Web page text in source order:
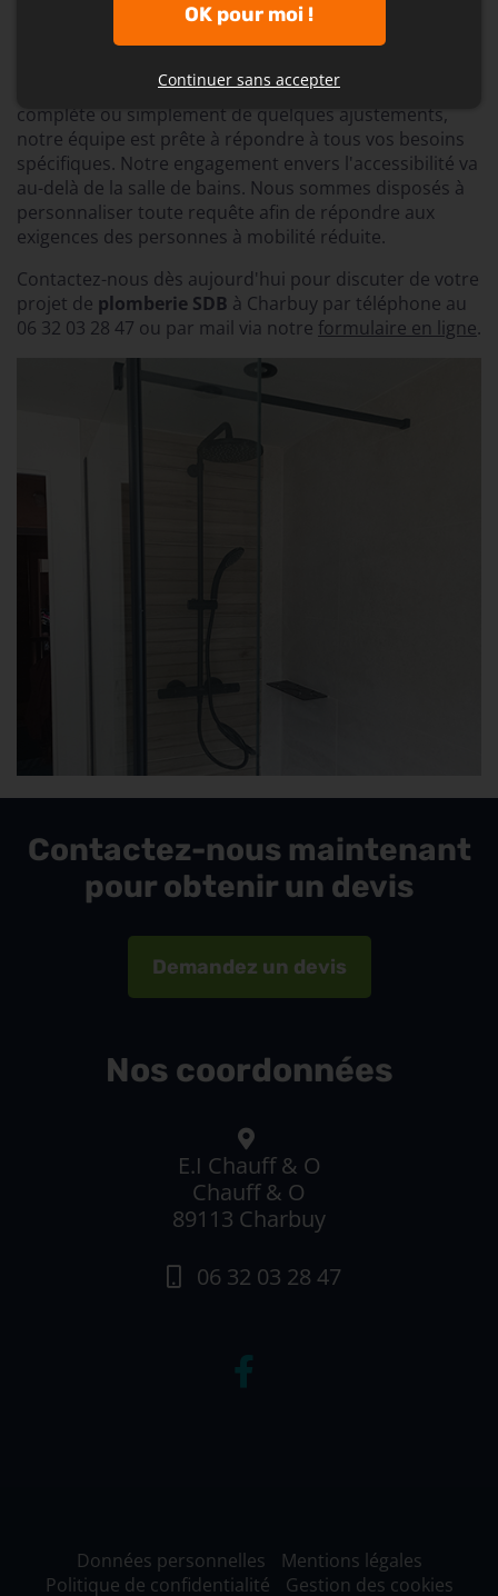
, d'unedouche de plain-pied,
baignoires avec une porte d'accèset plus encore.
Que vous ayez besoin d'unesalle de bains PMR
complète ou simplement de quelques ajustements,
notre équipe est prête à répondre à tous vos besoins
spécifiques. Notre engagement envers l'accessibilité va
au-delà de la salle de bains. Nous sommes disposés à
personnaliser toute requête afin de répondre aux
exigences des personnes à mobilité réduite.
Contactez-nous dès aujourd'hui pour discuter de votre
projet de plomberie SDB à Charbuy par téléphone au
06 32 03 28 47 ou par mail via notre formulaire en ligne.
Contactez-nous maintenant
pour obtenir un devis
Demandez un devis
Nos coordonnées
E.I Chauff & O
Chauff & O
89113 Charbuy
06 32 03 28 47
Données personnelles
Mentions légales
Politique de confidentialité
Gestion des cookies
OK pour moi !
Continuer sans accepter